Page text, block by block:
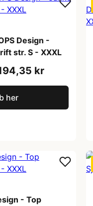
Design -
str. S - XXXL
kr
her
- Top